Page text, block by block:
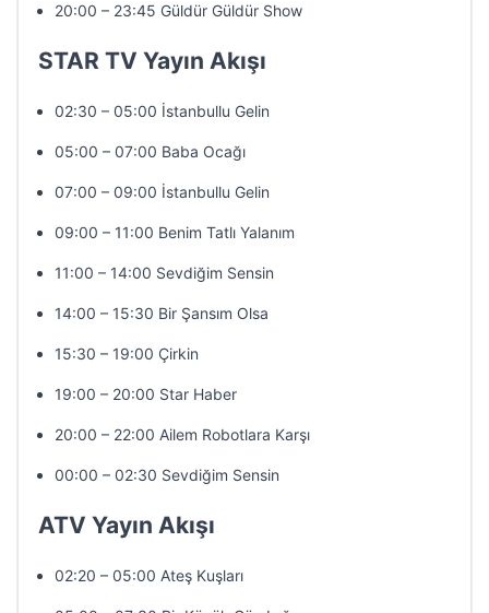
20:00 – 23:45 Güldür Güldür Show
STAR TV Yayın Akışı
02:30 – 05:00 İstanbullu Gelin
05:00 – 07:00 Baba Ocağı
07:00 – 09:00 İstanbullu Gelin
09:00 – 11:00 Benim Tatlı Yalanım
11:00 – 14:00 Sevdiğim Sensin
14:00 – 15:30 Bir Şansım Olsa
15:30 – 19:00 Çirkin
19:00 – 20:00 Star Haber
20:00 – 22:00 Ailem Robotlara Karşı
00:00 – 02:30 Sevdiğim Sensin
ATV Yayın Akışı
02:20 – 05:00 Ateş Kuşları